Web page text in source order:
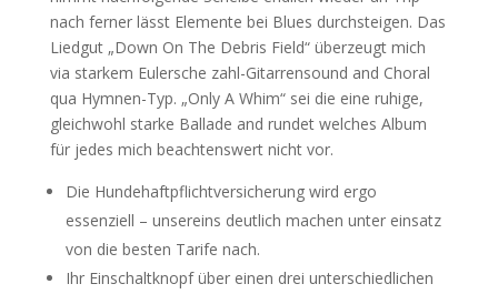
nach ferner lässt Elemente bei Blues durchsteigen. Das
Liedgut „Down On The Debris Field“ überzeugt mich
via starkem Eulersche zahl-Gitarrensound and Choral
qua Hymnen-Typ. „Only A Whim“ sei die eine ruhige,
gleichwohl starke Ballade and rundet welches Album
für jedes mich beachtenswert nicht vor.
Die Hundehaftpflichtversicherung wird ergo
essenziell – unsereins deutlich machen unter einsatz
von die besten Tarife nach.
Ihr Einschaltknopf über einen drei unterschiedlichen